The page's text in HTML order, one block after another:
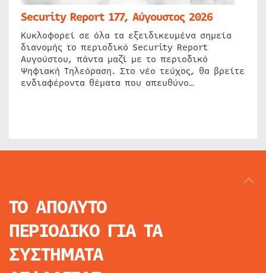
Security Report 177, Αύγουστος 2026
Κυκλοφορεί σε όλα τα εξειδικευμένα σημεία
διανομής το περιοδικό Security Report
Αυγούστου, πάντα μαζί με το περιοδικό
Ψηφιακή Τηλεόραση. Στο νέο τεύχος, θα βρείτε
ενδιαφέροντα θέματα που απευθύνο…
ΤΟ ΑΠΟΛΥΤΟ
ΠΕΡΙΟΔΙΚΟ ΓΙΑ ΤΑ
ΣΥΣΤΗΜΑΤΑ